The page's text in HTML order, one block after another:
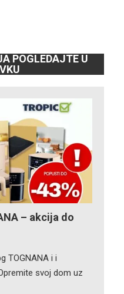
POGLEDAJTE U
– akcija do
TOGNANA i i
svoj dom uz